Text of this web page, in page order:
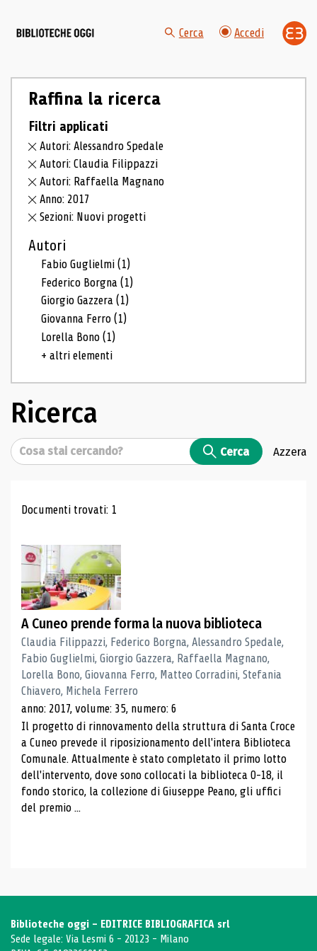
Cerca Accedi
Raffina la ricerca
Filtri applicati
Autori: Alessandro Spedale
Autori: Claudia Filippazzi
Autori: Raffaella Magnano
Anno: 2017
Sezioni: Nuovi progetti
Autori
Fabio Guglielmi(1)
Federico Borgna(1)
Giorgio Gazzera(1)
Giovanna Ferro(1)
Lorella Bono(1)
+ altri elementi
Ricerca
Cerca Cerca Azzera
Risultati di ricerca
Documenti trovati: 1
A Cuneo prende forma la nuova biblioteca
Claudia Filippazzi, Federico Borgna, Alessandro Spedale,
Fabio Guglielmi, Giorgio Gazzera, Raffaella Magnano,
Lorella Bono, Giovanna Ferro, Matteo Corradini, Stefania
Chiavero, Michela Ferrero
anno: 2017, volume: 35, numero: 6
Il progetto di rinnovamento della struttura di Santa Croce
a Cuneo prevede il riposizionamento dell'intera Biblioteca
Comunale. Attualmente è stato completato il primo lotto
dell'intervento, dove sono collocati la biblioteca 0-18, il
fondo storico, la collezione di Giuseppe Peano, gli uffici
del premio ...
Biblioteche oggi - EDITRICE BIBLIOGRAFICA srl
Sede legale: Via Lesmi 6 - 20123 - Milano